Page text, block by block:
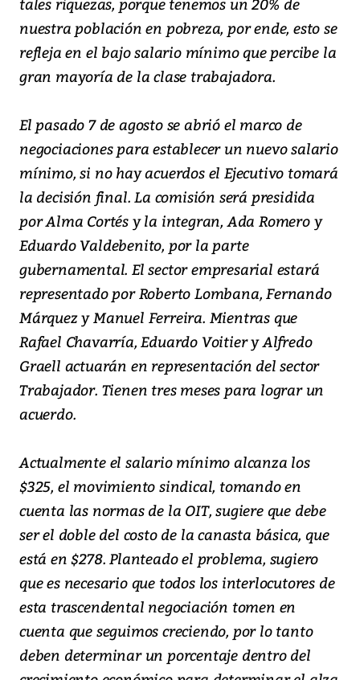
nuestra población en pobreza, por ende, esto se
refleja en el bajo salario mínimo que percibe la
gran mayoría de la clase trabajadora.
El pasado 7 de agosto se abrió el marco de
negociaciones para establecer un nuevo salario
mínimo, si no hay acuerdos el Ejecutivo tomará
la decisión final. La comisión será presidida
por Alma Cortés y la integran, Ada Romero y
Eduardo Valdebenito, por la parte
gubernamental. El sector empresarial estará
representado por Roberto Lombana, Fernando
Márquez y Manuel Ferreira. Mientras que
Rafael Chavarría, Eduardo Voitier y Alfredo
Graell actuarán en representación del sector
Trabajador. Tienen tres meses para lograr un
acuerdo.
Actualmente el salario mínimo alcanza los
$325, el movimiento sindical, tomando en
cuenta las normas de la OIT, sugiere que debe
ser el doble del costo de la canasta básica, que
está en $278. Planteado el problema, sugiero
que es necesario que todos los interlocutores de
esta trascendental negociación tomen en
cuenta que seguimos creciendo, por lo tanto
deben determinar un porcentaje dentro del